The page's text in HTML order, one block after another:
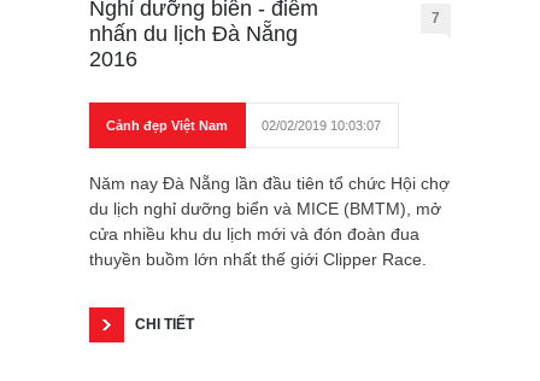
Nghỉ dưỡng biển - điểm
nhấn du lịch Đà Nẵng
2016
7
Cảnh đẹp Việt Nam 02/02/2019 10:03:07
Năm nay Đà Nẵng lần đầu tiên tổ chức Hội chợ
du lịch nghỉ dưỡng biển và MICE (BMTM), mở
cửa nhiều khu du lịch mới và đón đoàn đua
thuyền buồm lớn nhất thế giới Clipper Race.
CHI TIẾT